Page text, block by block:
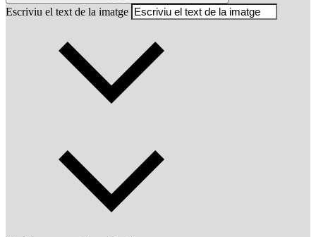
Escriviu el text de la imatge